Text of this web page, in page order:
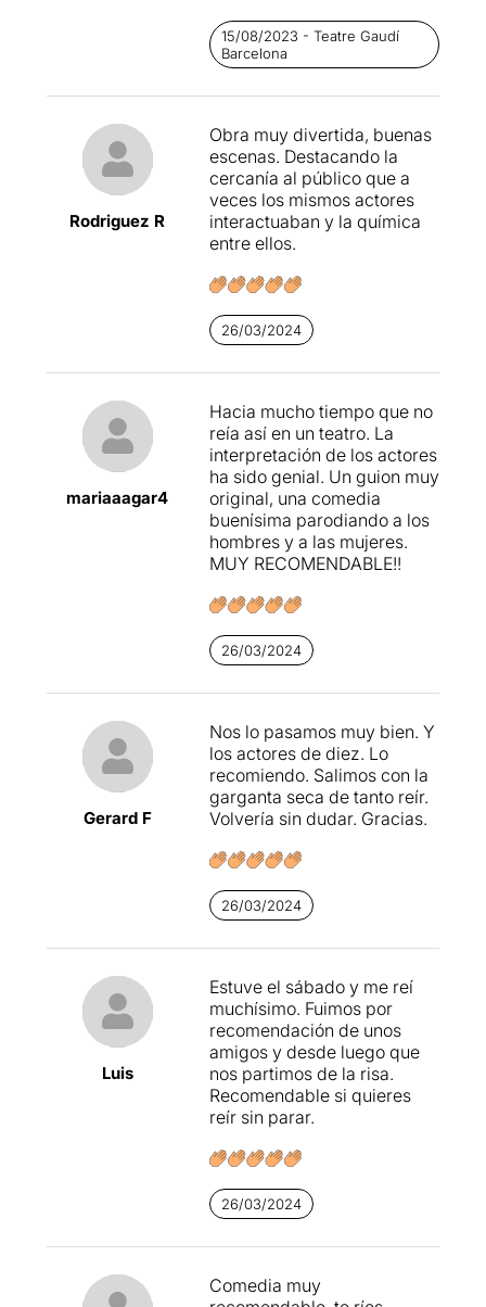
Tot i que no és el tipus
d'espectacle al qual solem
anar, haig de dir que m'ho
vam passar bé. La finalitat
estona, i enRoger Perai la
Sam Sánchezho van
aconseguir.
Orgasmos 2 està formada
per escenes de la vida en
diferències, tòpics,
situacions quotidianes...
divertits, hilarants, però hi ha
d'altres que m'han semblat
justets, fins i tot desfasats.
Ara, el públic s'ho va passar
genial. Els comentaris a la
sortida del teatre van ser
molt positius.
Haig de reconèixer que soc
una persona que li costa
molt entrar en aquest tipus
d'espectacles, i que la meva
opinió, al capdavall, és tan
aneu i que sigui del vostre
grat.
15/08/2023 - Teatre Gaudí
Barcelona
Rodriguez R
Obra muy divertida, buenas
escenas. Destacando la
cercanía al público que a
veces los mismos actores
interactuaban y la química
entre ellos.
26/03/2024
mariaaagar4
Hacia mucho tiempo que no
reía así en un teatro. La
interpretación de los actores
ha sido genial. Un guion muy
original, una comedia
buenísima parodiando a los
hombres y a las mujeres.
MUY RECOMENDABLE!!
26/03/2024
Gerard F
Nos lo pasamos muy bien. Y
los actores de diez. Lo
recomiendo. Salimos con la
garganta seca de tanto reír.
Volvería sin dudar. Gracias.
26/03/2024
Luis
Estuve el sábado y me reí
muchísimo. Fuimos por
recomendación de unos
amigos y desde luego que
nos partimos de la risa.
Recomendable si quieres
reír sin parar.
26/03/2024
Comedia muy